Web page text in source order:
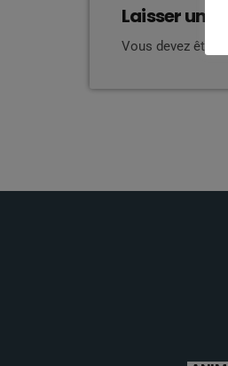
Laisser une
Vous devez être